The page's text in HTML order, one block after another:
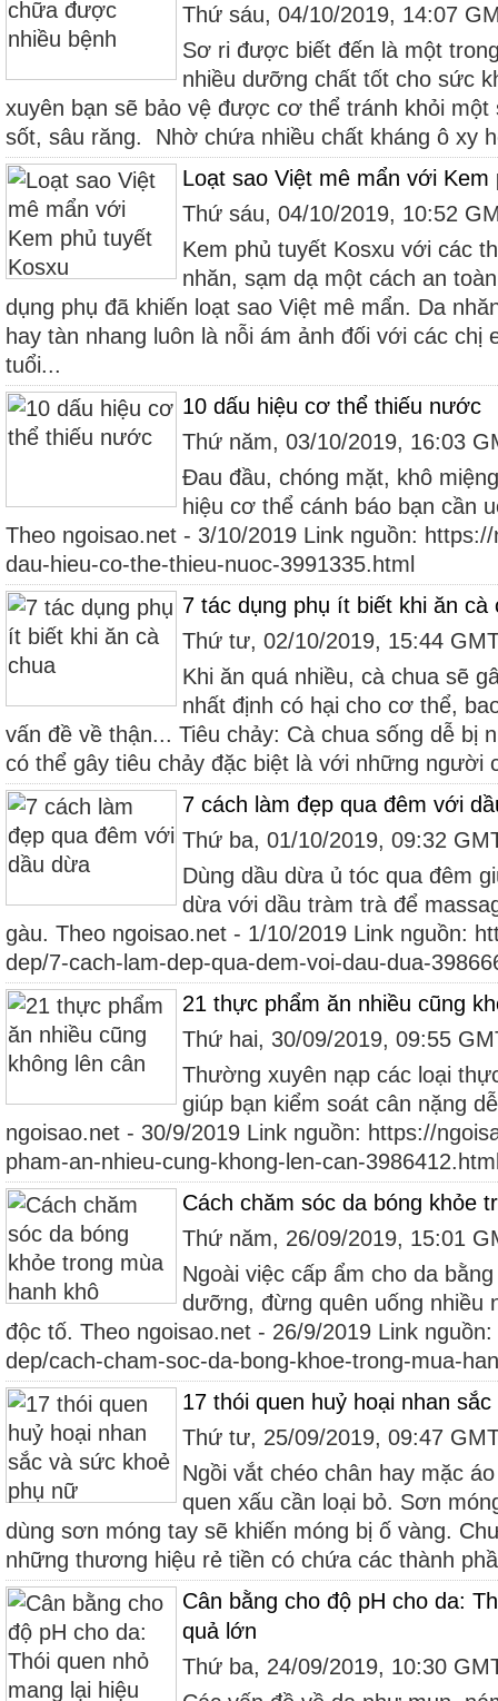
Thứ sáu, 04/10/2019, 14:07
Sơ ri được biết đến là một
nhiều dưỡng chất tốt cho sức
xuyên bạn sẽ bảo vệ được cơ thể tránh khỏi
sốt, sâu răng. Nhờ chứa nhiều chất kháng ô xy
Loạt sao Việt mê mẩn với Kem
Thứ sáu, 04/10/2019, 10:52
Kem phủ tuyết Kosxu với các
nhăn, sạm dạ một cách an
dụng phụ đã khiến loạt sao Việt mê mẩn. Da
hay tàn nhang luôn là nỗi ám ảnh đối với các chị
tuổi...
10 dấu hiệu cơ thể thiếu nước
Thứ năm, 03/10/2019, 16:03
Đau đầu, chóng mặt, khô
hiệu cơ thể cánh báo bạn cần
Theo ngoisao.net - 3/10/2019 Link nguồn:
dau-hieu-co-the-thieu-nuoc-3991335.html
7 tác dụng phụ ít biết khi ăn cà
Thứ tư, 02/10/2019, 15:44
Khi ăn quá nhiều, cà chua sẽ
nhất định có hại cho cơ thể,
vấn đề về thận... Tiêu chảy: Cà chua sống dễ bị
có thể gây tiêu chảy đặc biệt là với những người
7 cách làm đẹp qua đêm với
Thứ ba, 01/10/2019, 09:32
Dùng dầu dừa ủ tóc qua đêm
dừa với dầu tràm trà để
gàu. Theo ngoisao.net - 1/10/2019 Link nguồn:
dep/7-cach-lam-dep-qua-dem-voi-dau-dua-
21 thực phẩm ăn nhiều cũng
Thứ hai, 30/09/2019, 09:55
Thường xuyên nạp các loại
giúp bạn kiểm soát cân nặng
ngoisao.net - 30/9/2019 Link nguồn: https://
pham-an-nhieu-cung-khong-len-can-
Cách chăm sóc da bóng khỏe
Thứ năm, 26/09/2019, 15:01
Ngoài việc cấp ẩm cho da
dưỡng, đừng quên uống nhiều
độc tố. Theo ngoisao.net - 26/9/2019 Link
dep/cach-cham-soc-da-bong-khoe-trong-mua-
17 thói quen huỷ hoại nhan
Thứ tư, 25/09/2019, 09:47
Ngồi vắt chéo chân hay mặc
quen xấu cần loại bỏ. Sơn
dùng sơn móng tay sẽ khiến móng bị ố vàng.
những thương hiệu rẻ tiền có chứa các thành
Cân bằng cho độ pH cho da:
quả lớn
Thứ ba, 24/09/2019, 10:30